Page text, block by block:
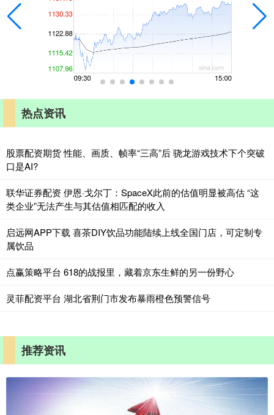
热点资讯
股票配资期货 性能、画质、帧率“三高”后 骁龙游戏技术下个突破
口是AI?
联华证券配资 伊恩·戈尔丁：SpaceX此前的估值明显被高估 “这
类企业”无法产生与其估值相匹配的收入
启远网APP下载 喜茶DIY饮品功能陆续上线全国门店，可定制专
属饮品
点赢策略平台 618的战报里，藏着京东生鲜的另一份野心
灵菲配资平台 湖北省荆门市发布暴雨橙色预警信号
推荐资讯